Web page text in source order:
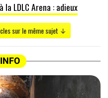
la LDLC Arena : adieux
sur le même sujet ↓